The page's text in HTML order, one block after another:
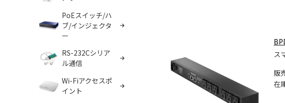
PoEスイッチ/ハ
ブ/インジェクタ
ー
RS-232Cシリア
ル通信
Wi-Fiアクセスポ
イント
ス
販
在